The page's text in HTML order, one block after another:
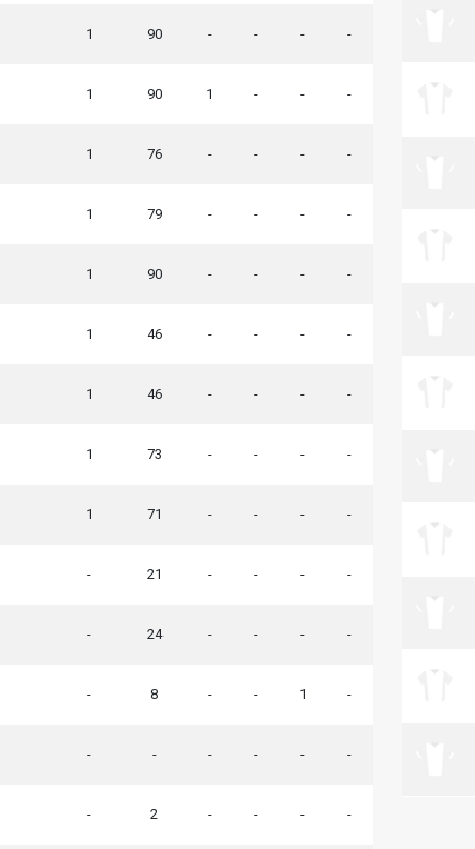
1 90 - - - -
1 90 1 - - -
1 76 - - - -
1 79 - - - -
1 90 - - - -
1 46 - - - -
1 46 - - - -
1 73 - - - -
1 71 - - - -
- 21 - - - -
- 24 - - - -
- 8 - - 1 -
- - - - - -
- 2 - - - -